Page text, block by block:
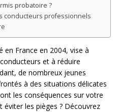
probatoire ?
conducteurs professionnels
France en 2004, vise à
et à réduire
de nombreux jeunes
à des situations délicates
les conséquences sur votre
les pièges ? Découvrez